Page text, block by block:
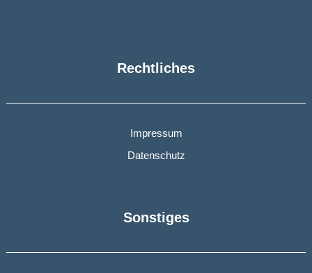
Rechtliches
Impressum
Datenschutz
Sonstiges